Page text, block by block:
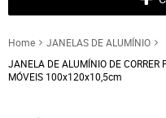
Home
JANELAS DE ALUMÍNIO
JANELA DE ALUMÍNIO DE
MÓVEIS 100x120x10,5cm